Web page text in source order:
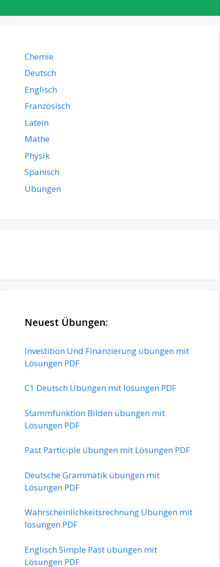
Chemie
Deutsch
Englisch
Französisch
Latein
Mathe
Physik
Spanisch
Übungen
Neuest Übungen:
Investition Und Finanzierung übungen mit
Lösungen PDF
C1 Deutsch Übungen mit lösungen PDF
Stammfunktion Bilden übungen mit
Lösungen PDF
Past Participle übungen mit Lösungen PDF
Deutsche Grammatik übungen mit
Lösungen PDF
Wahrscheinlichkeitsrechnung Übungen mit
lösungen PDF
Englisch Simple Past übungen mit
Lösungen PDF